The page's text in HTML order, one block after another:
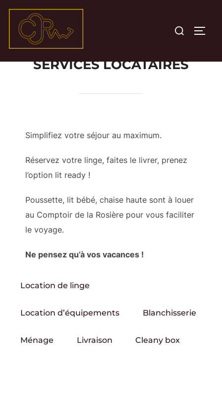
Aller
contenu
Rechercher :
SERVICES LOCATAIRES
Simplifiez votre séjour au maximum.
Réservez votre linge, faites le livrer, prenez
l’option lit ready !
Poussette, lit bébé, chaise haute sont à louer
au Comptoir de la Rosière pour vous faciliter
le voyage.
Ne pensez qu’à vos vacances !
Location de linge
Location d’équipements Blanchisserie
Ménage Livraison Cleany box